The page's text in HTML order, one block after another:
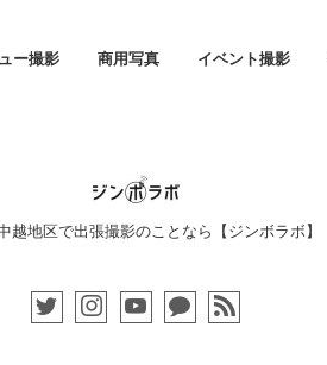
ー撮影 商用写真 イベント撮影
越地区で出張撮影のことなら【ジンボラボ】